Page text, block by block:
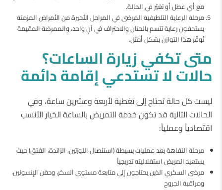
مع أي عطل أو تغيّر في الحالة.
مرحلة الرعاية التلطيفية المرضى في المراحل الأخيرة من الأمراض المزمنة
يستحقون رعاية تتسم بالحنان والاحتراف في آنٍ واحد، والممرضة المقيمة
تُوفّر هذا التوازن بشكل أمثل.
متىتكفيزيارةالساعات؟
حالاتلاتستدعيإقامةدائمة
ليست كل حالة تحتاج إلى تغطية لأربعة وعشرين ساعة، وفي
الحالات التالية قد تكون خدمة التمريض بالساعة الخيار الأنسب
اقتصادياً وعملياً:
مرحلة النقاهة بعد عمليات بسيطة (استئصال اللوزتين، الزائدة، الفتق) حيث
يستعيد المريض استقلاليته تدريجياً
مرضى السكري الذين يحتاجون إلى متابعة مستوى السكر، وحقن الإنسولين،
ومراقبة الجروح